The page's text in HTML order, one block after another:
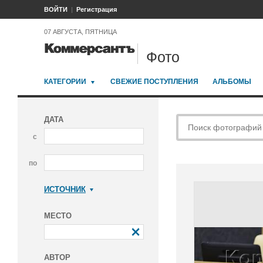
ВОЙТИ Регистрация
07 АВГУСТА, ПЯТНИЦА
Фото
КАТЕГОРИИ СВЕЖИЕ ПОСТУПЛЕНИЯ АЛЬБОМЫ
ДАТА
с
по
ИСТОЧНИК
МЕСТО
АВТОР